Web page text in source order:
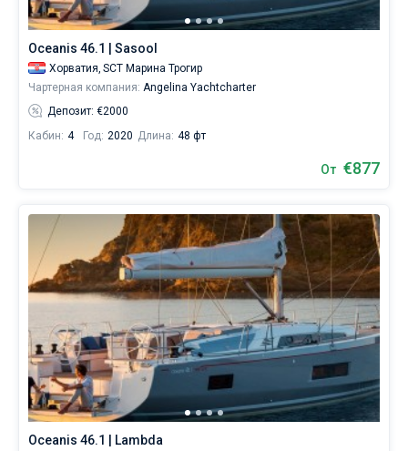
Oceanis 46.1 | Sasool
Хорватия, SCT Марина Трогир
Чартерная компания: Angelina Yachtcharter
Депозит: €2000
Кабин: 4 Год: 2020 Длина: 48 фт
От €877
Oceanis 46.1 | Lambda